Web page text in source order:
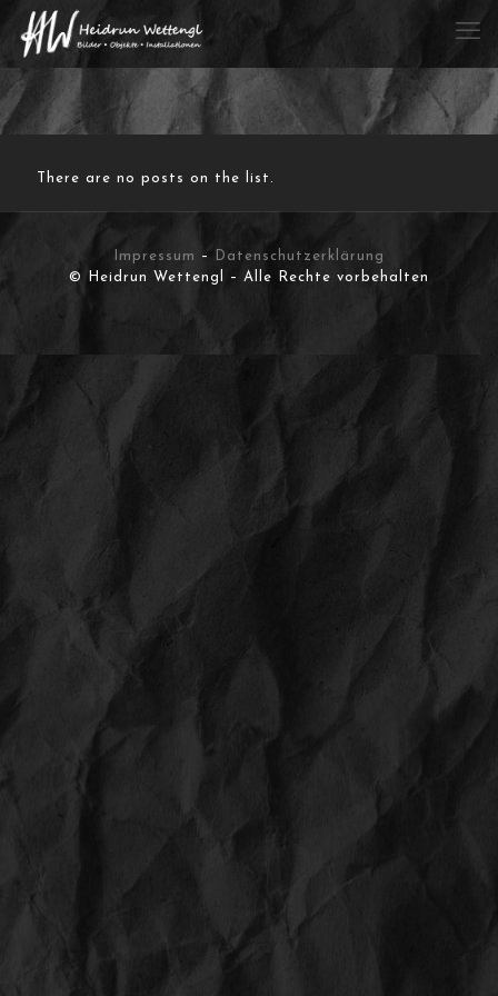
There are no posts on the list.
Impressum –
Datenschutzerklärung
© Heidrun Wettengl – Alle Rechte vorbehalten